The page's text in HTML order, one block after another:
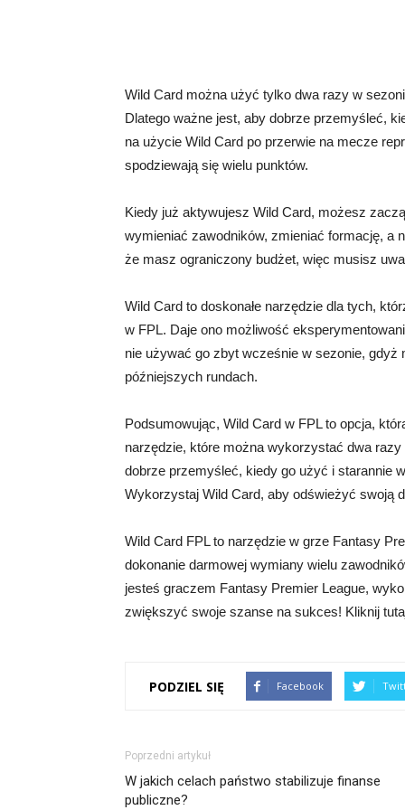
Wild Card można użyć tylko dwa razy w
Dlatego ważne jest, aby dobrze przemyśleć,
na użycie Wild Card po przerwie na mecze
spodziewają się wielu punktów.
Kiedy już aktywujesz Wild Card, możesz
wymieniać zawodników, zmieniać formację, a
że masz ograniczony budżet, więc musisz
Wild Card to doskonałe narzędzie dla tych,
w FPL. Daje ono możliwość
nie używać go zbyt wcześnie w sezonie,
późniejszych rundach.
Podsumowując, Wild Card w FPL to opcja,
narzędzie, które można wykorzystać dwa
dobrze przemyśleć, kiedy go użyć i starannie
Wykorzystaj Wild Card, aby odświeżyć swoją
Wild Card FPL to narzędzie w grze Fantasy
dokonanie darmowej wymiany wielu
jesteś graczem Fantasy Premier League,
zwiększyć swoje szanse na sukces! Kliknij
PODZIEL SIĘ Facebook
Poprzedni artykuł
W jakich celach państwo stabilizuje finanse
publiczne?